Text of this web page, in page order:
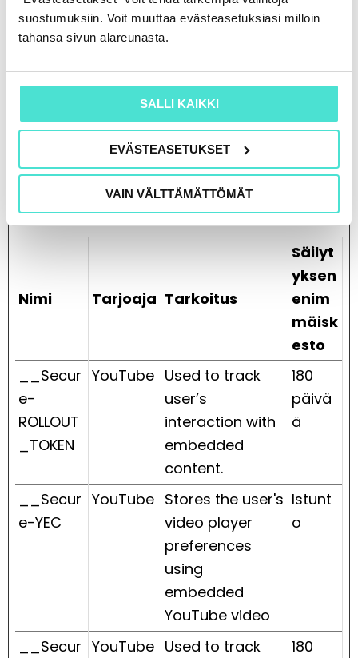
suostumuksiin. Voit muuttaa evästeasetuksiasi milloin
tahansa sivun alareunasta.
SALLI KAIKKI
EVÄSTEASETUKSET
VAIN VÄLTTÄMÄTTÖMÄT
Markkinointi (26)
Markkinointievästeitä käytetään
verkkosivustoilla kävijöiden seurantaan.
Tarkoituksena on näyttää mainoksia, jotka
ovat sopivia ja kiinnostavia yksittäisille
käyttäjille, ja siten arvokkaampia julkaisijoille
ja kolmansien osapuolten mainostajille.
Nimi Tarjoaja Tarkoitus
Säilyt
yksen
enim
mäisk
esto
__Secur
e-
ROLLOUT
_TOKEN
YouTube Used to track
user’s
interaction with
embedded
content.
180
päivä
ä
__Secur
e-YEC
YouTube Stores the user's
video player
preferences
using
embedded
YouTube video
Istunt
o
__Secur YouTube Used to track
180